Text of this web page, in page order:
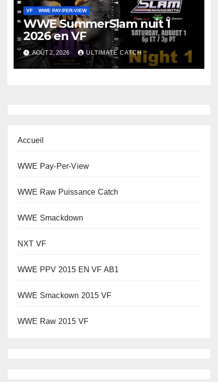
VF WWE PAY-PER-VIEW
WWE SummerSlam nuit 1
2026 en VF
AOÛT 2, 2026 ULTIMATE CATCH
Accueil
WWE Pay-Per-View
WWE Raw Puissance Catch
WWE Smackdown
NXT VF
WWE PPV 2015 EN VF AB1
WWE Smackown 2015 VF
WWE Raw 2015 VF